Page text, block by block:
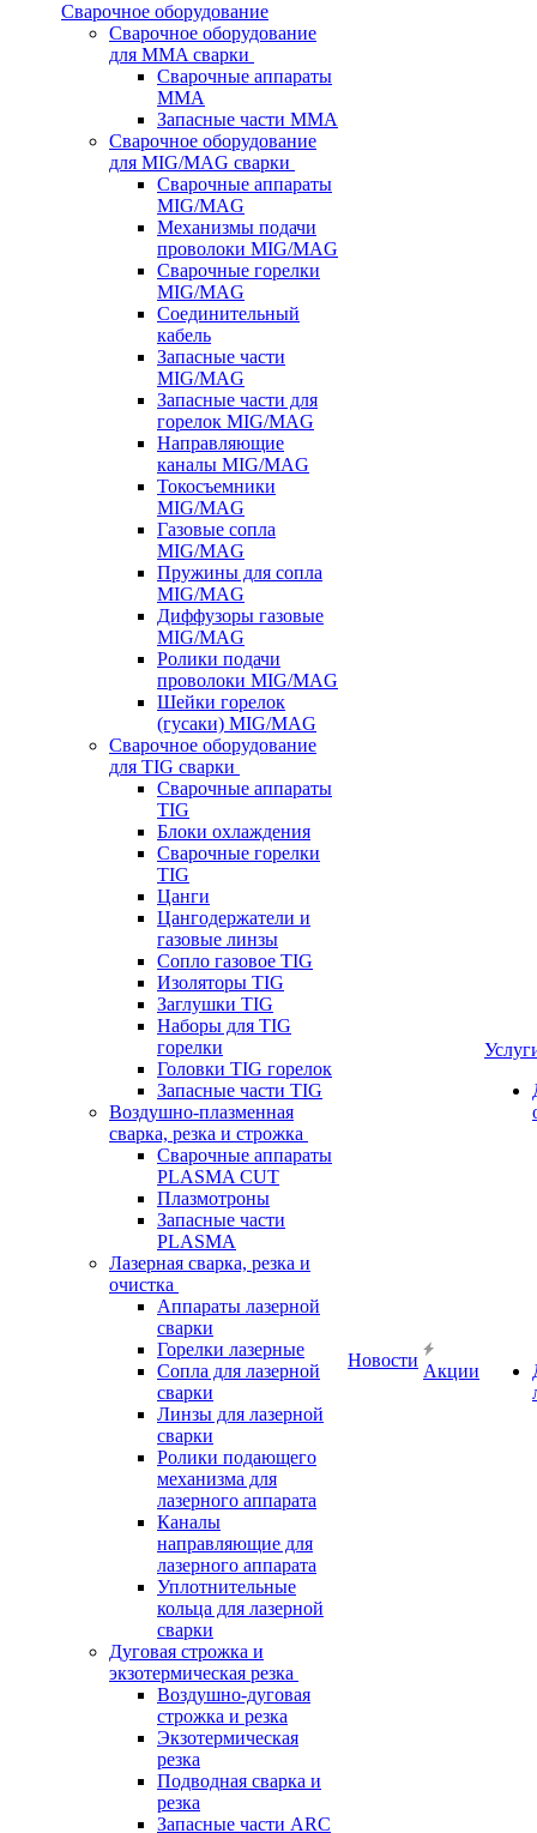
Сварочное оборудование
Сварочное оборудование
для MMA сварки
Сварочные аппараты
MMA
Запасные части MMA
Сварочное оборудование
для MIG/MAG сварки
Сварочные аппараты
MIG/MAG
Механизмы подачи
проволоки MIG/MAG
Сварочные горелки
MIG/MAG
Соединительный
кабель
Запасные части
MIG/MAG
Запасные части для
горелок MIG/MAG
Направляющие
каналы MIG/MAG
Токосъемники
MIG/MAG
Газовые сопла
MIG/MAG
Пружины для сопла
MIG/MAG
Диффузоры газовые
MIG/MAG
Ролики подачи
проволоки MIG/MAG
Шейки горелок
(гусаки) MIG/MAG
Сварочное оборудование
для TIG сварки
Сварочные аппараты
TIG
Блоки охлаждения
Сварочные горелки
TIG
Цанги
Цангодержатели и
газовые линзы
Сопло газовое TIG
Изоляторы TIG
Заглушки TIG
Наборы для TIG
горелки
Головки TIG горелок
Запасные части TIG
Воздушно-плазменная
сварка, резка и строжка
Сварочные аппараты
PLASMA CUT
Плазмотроны
Запасные части
PLASMA
Лазерная сварка, резка и
очистка
Аппараты лазерной
сварки
Горелки лазерные
Сопла для лазерной
сварки
Линзы для лазерной
сварки
Ролики подающего
механизма для
лазерного аппарата
Каналы
направляющие для
лазерного аппарата
Уплотнительные
кольца для лазерной
сварки
Дуговая строжка и
экзотермическая резка
Воздушно-дуговая
строжка и резка
Экзотермическая
резка
Подводная сварка и
резка
Запасные части ARC
Новости
Акции